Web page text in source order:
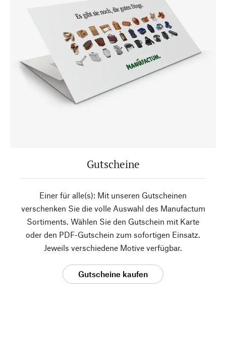
Gutscheine
Einer für alle(s): Mit unseren Gutscheinen
verschenken Sie die volle Auswahl des Manufactum
Sortiments. Wählen Sie den Gutschein mit Karte
oder den PDF-Gutschein zum sofortigen Einsatz.
Jeweils verschiedene Motive verfügbar.
Gutscheine kaufen